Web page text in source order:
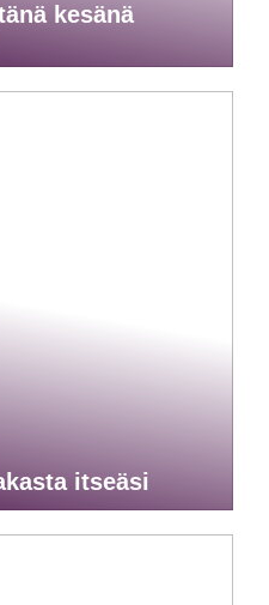
kesänä
itseäsi